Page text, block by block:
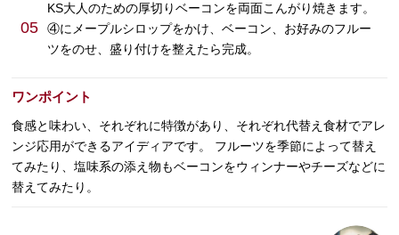
05
KS大人のための厚切りベーコンを両面こんがり焼きます。
④にメープルシロップをかけ、ベーコン、お好みのフルー
ツをのせ、盛り付けを整えたら完成。
ワンポイント
食感と味わい、それぞれに特徴があり、それぞれ代替え食材でアレ
ンジ応用ができるアイディアです。 フルーツを季節によって替え
てみたり、塩味系の添え物もベーコンをウィンナーやチーズなどに
替えてみたり。